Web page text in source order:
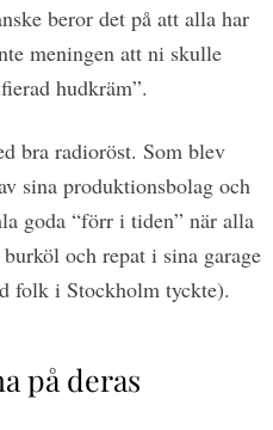
beror det på att alla har
meningen att ni skulle
hudkräm”.
bra radioröst. Som blev
sina produktionsbolag och
goda “förr i tiden” när alla
och repat i sina garage
folk i Stockholm tyckte).
på deras